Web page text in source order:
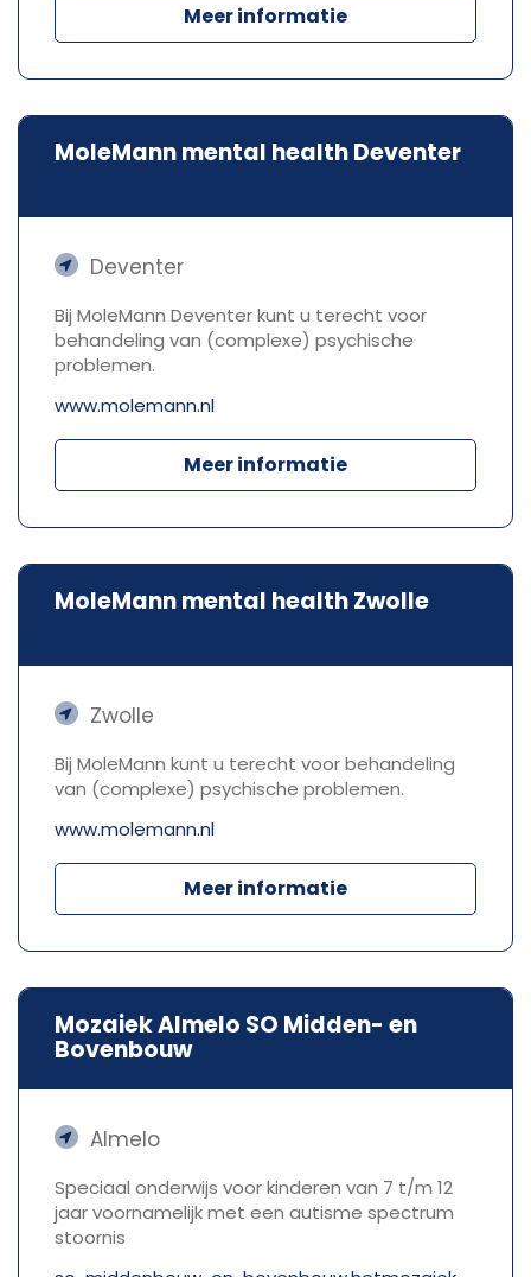
Meer informatie
MoleMann mental health Deventer
Deventer
Bij MoleMann Deventer kunt u terecht voor
behandeling van (complexe) psychische
problemen.
www.molemann.nl
Meer informatie
MoleMann mental health Zwolle
Zwolle
Bij MoleMann kunt u terecht voor behandeling
van (complexe) psychische problemen.
www.molemann.nl
Meer informatie
Mozaiek Almelo SO Midden- en
Bovenbouw
Almelo
Speciaal onderwijs voor kinderen van 7 t/m 12
jaar voornamelijk met een autisme spectrum
stoornis